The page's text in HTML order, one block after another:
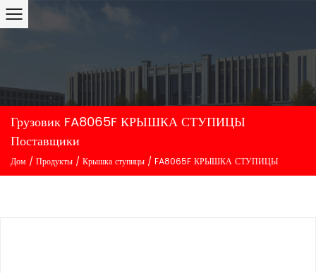
Грузовик FA8065F КРЫШКА СТУПИЦЫ
Поставщики
Дом / Продукты / Крышка ступицы / FA8065F КРЫШКА СТУПИЦЫ